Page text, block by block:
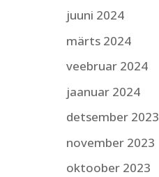
juuni 2024
märts 2024
veebruar 2024
jaanuar 2024
detsember 2023
november 2023
oktoober 2023